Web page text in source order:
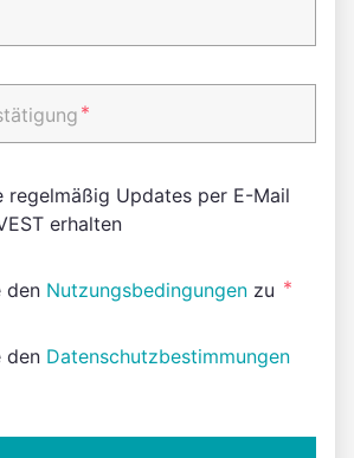
*
regelmäßig Updates per E-Mail
erhalten
den Nutzungsbedingungen zu *
den Datenschutzbestimmungen